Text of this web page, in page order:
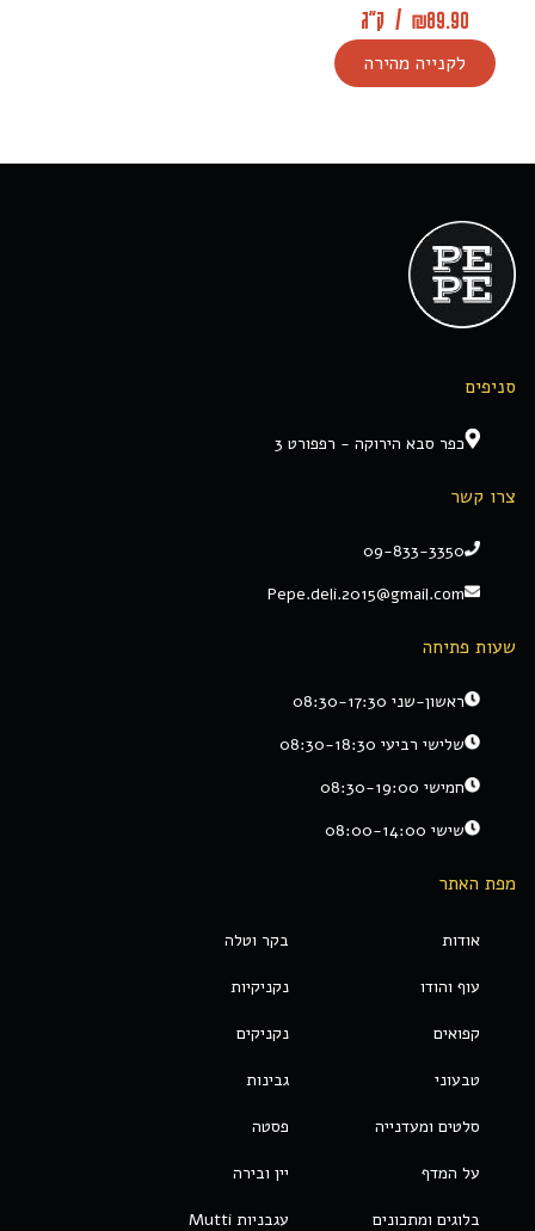
₪89.90
/ ק"ג
לקנייה מהירה
סניפים
כפר סבא הירוקה - רפפורט 3
צרו קשר
09-833-3350
Pepe.deli.2015@gmail.com
שעות פתיחה
ראשון-שני 08:30-17:30
שלישי רביעי 08:30-18:30
חמישי 08:30-19:00
שישי 08:00-14:00
מפת האתר
אודות בקר וטלה
עוף והודו נקניקיות
קפואים נקניקים
טבעוני גבינות
סלטים ומעדנייה פסטה
על המדף יין ובירה
בלוגים ומתכונים עגבניות Mutti